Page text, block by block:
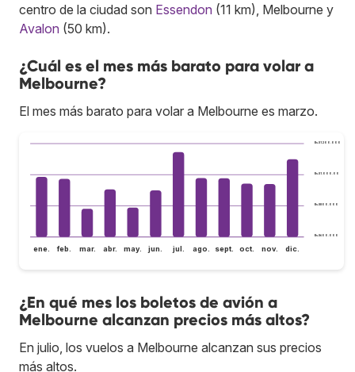
centro de la ciudad son Essendon (11 km), Melbourne y
Avalon (50 km).
¿Cuál es el mes más barato para volar a
Melbourne?
El mes más barato para volar a Melbourne es marzo.
Bs.S600.000
Bs.S800.000
Bs.S1.000.000
Bs.S1.200.000
ene. feb. mar. abr. may. jun. jul. ago. sept. oct. nov. dic.
¿En qué mes los boletos de avión a
Melbourne alcanzan precios más altos?
En julio, los vuelos a Melbourne alcanzan sus precios
más altos.